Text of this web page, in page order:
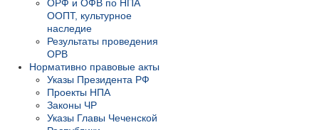
ОРФ и ОФВ по НПА
ООПТ, культурное
наследие
Результаты проведения
ОРВ
Нормативно правовые акты
Указы Президента РФ
Проекты НПА
Законы ЧР
Указы Главы Чеченской